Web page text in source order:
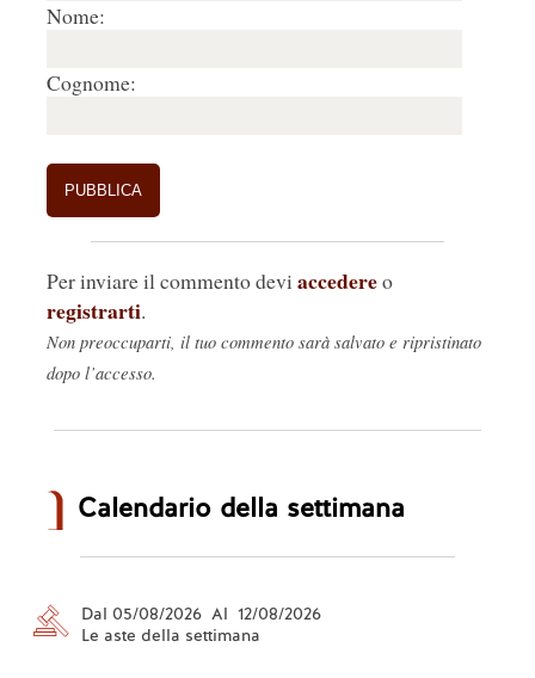
Nome:
Cognome:
Per inviare il commento devi accedereo
registrarti.
Non preoccuparti, il tuo commento sarà salvato e ripristinato
dopo l’accesso.
Calendario della settimana
Dal 05/08/2026 Al 12/08/2026
Le aste della settimana